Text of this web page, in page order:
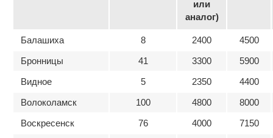
или
аналог)
Балашиха 8 2400
4500
Бронницы
41 3300
5900
Видное
5 2350
4400
Волоколамск
100 4800
8000
Воскресенск
76 4000
7150